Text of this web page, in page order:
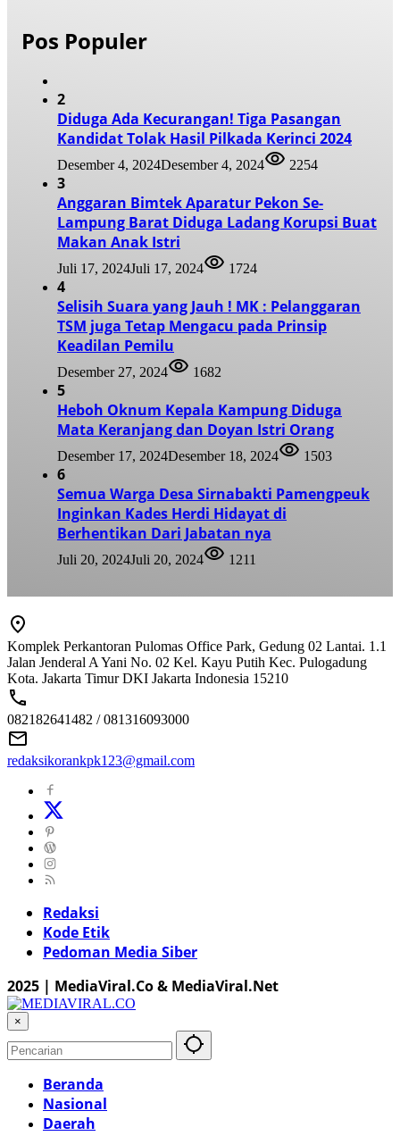
Pos Populer
2
Diduga Ada Kecurangan! Tiga Pasangan
Kandidat Tolak Hasil Pilkada Kerinci 2024
Desember 4, 2024Desember 4, 2024 2254
3
Anggaran Bimtek Aparatur Pekon Se-
Lampung Barat Diduga Ladang Korupsi Buat
Makan Anak Istri
Juli 17, 2024Juli 17, 2024 1724
4
Selisih Suara yang Jauh ! MK : Pelanggaran
TSM juga Tetap Mengacu pada Prinsip
Keadilan Pemilu
Desember 27, 2024 1682
5
Heboh Oknum Kepala Kampung Diduga
Mata Keranjang dan Doyan Istri Orang
Desember 17, 2024Desember 18, 2024 1503
6
Semua Warga Desa Sirnabakti Pamengpeuk
Inginkan Kades Herdi Hidayat di
Berhentikan Dari Jabatan nya
Juli 20, 2024Juli 20, 2024 1211
Komplek Perkantoran Pulomas Office Park, Gedung 02 Lantai. 1.1
Jalan Jenderal A Yani No. 02 Kel. Kayu Putih Kec. Pulogadung
Kota. Jakarta Timur DKI Jakarta Indonesia 15210
082182641482 / 081316093000
redaksikorankpk123@gmail.com
Redaksi
Kode Etik
Pedoman Media Siber
2025 | MediaViral.Co & MediaViral.Net
×
Beranda
Nasional
Daerah